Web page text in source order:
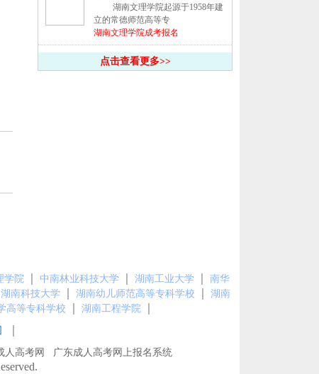
湖南文理学院起源于1958年建
立的常德师范高等专
湖南文理学院成考报名
点击查看更多>>
学院 中南林业科技大学 湖南工业大学
南华
湖南科技大学 湖南幼儿师范高等专科学校
湖南
高等专科学校 湖南工程学院
人高考网 广东成人高考网上报名系统